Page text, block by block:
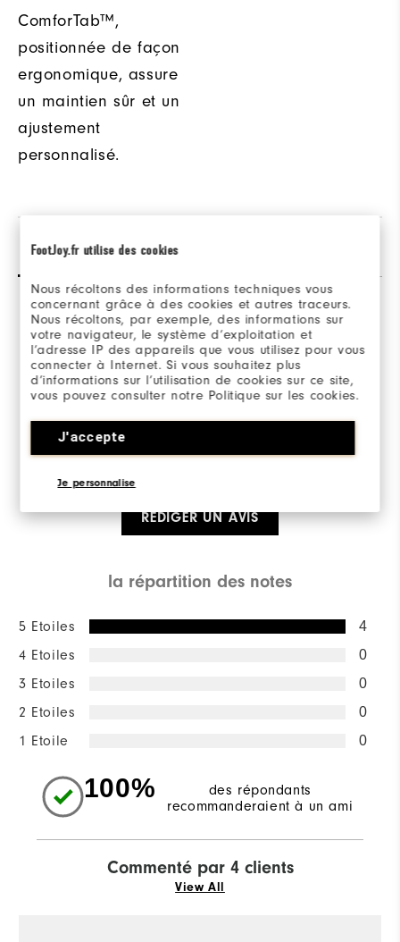
FootJoy.fr utilise des cookies
Nous récoltons des informations techniques vous
concernant grâce à des cookies et autres traceurs.
Nous récoltons, par exemple, des informations sur
votre navigateur, le système d’exploitation et
l’adresse IP des appareils que vous utilisez pour vous
connecter à Internet. Si vous souhaitez plus
d’informations sur l’utilisation de cookies sur ce site,
vous pouvez consulter notre Politique sur les cookies.
J'accepte
Je personnalise
ComforTab™,
positionnée de façon
ergonomique, assure
un maintien sûr et un
ajustement
personnalisé.
Avis (4)
Overall Rating
5.0/5
RÉDIGER UN AVIS
la répartition des notes
5 Etoiles 4
4 Etoiles 0
3 Etoiles 0
2 Etoiles 0
1 Etoile 0
100%
des répondants
recommanderaient à un ami
Commenté par 4 clients
View All